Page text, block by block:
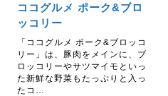
ココグルメ ポーク&ブロ
ッコリー
「ココグルメ ポーク&ブロッコ
リー」は、豚肉をメインに、ブ
ロッコリーやサツマイモといっ
た新鮮な野菜もたっぷりと入っ
たコ…